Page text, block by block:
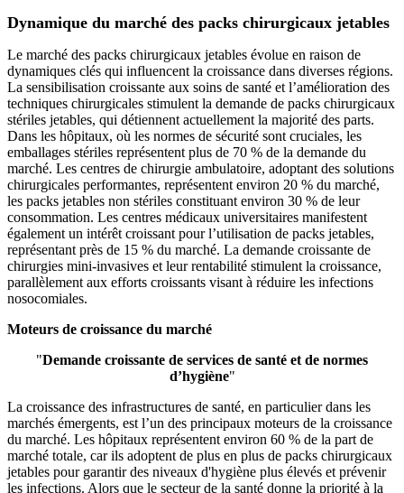
Dynamique du marché des packs chirurgicaux jetables
Le marché des packs chirurgicaux jetables évolue en raison de
dynamiques clés qui influencent la croissance dans diverses régions.
La sensibilisation croissante aux soins de santé et l’amélioration des
techniques chirurgicales stimulent la demande de packs chirurgicaux
stériles jetables, qui détiennent actuellement la majorité des parts.
Dans les hôpitaux, où les normes de sécurité sont cruciales, les
emballages stériles représentent plus de 70 % de la demande du
marché. Les centres de chirurgie ambulatoire, adoptant des solutions
chirurgicales performantes, représentent environ 20 % du marché,
les packs jetables non stériles constituant environ 30 % de leur
consommation. Les centres médicaux universitaires manifestent
également un intérêt croissant pour l’utilisation de packs jetables,
représentant près de 15 % du marché. La demande croissante de
chirurgies mini-invasives et leur rentabilité stimulent la croissance,
parallèlement aux efforts croissants visant à réduire les infections
nosocomiales.
Moteurs de croissance du marché
"Demande croissante de services de santé et de normes
d’hygiène"
La croissance des infrastructures de santé, en particulier dans les
marchés émergents, est l’un des principaux moteurs de la croissance
du marché. Les hôpitaux représentent environ 60 % de la part de
marché totale, car ils adoptent de plus en plus de packs chirurgicaux
jetables pour garantir des niveaux d'hygiène plus élevés et prévenir
les infections. Alors que le secteur de la santé donne la priorité à la